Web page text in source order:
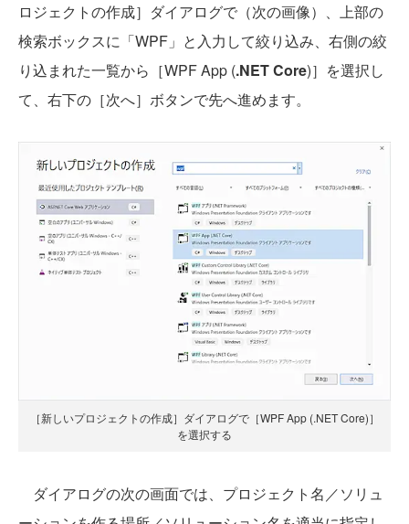
ロジェクトの作成］ダイアログで（次の画像）、上部の
検索ボックスに「WPF」と入力して絞り込み、右側の絞
り込まれた一覧から［WPF App (.NET Core)］を選択し
て、右下の［次へ］ボタンで先へ進めます。
［新しいプロジェクトの作成］ダイアログで［WPF App (.NET Core)］
を選択する
ダイアログの次の画面では、プロジェクト名／ソリュ